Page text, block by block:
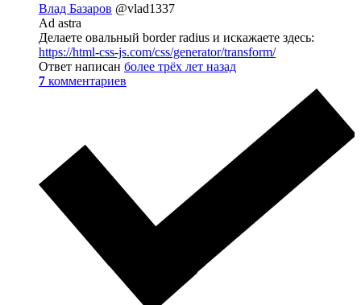
Влад Базаров @vlad1337
Ad astra
Делаете овальный border radius и искажаете здесь:
https://html-css-js.com/css/generator/transform/
Ответ написан более трёх лет назад
7 комментариев